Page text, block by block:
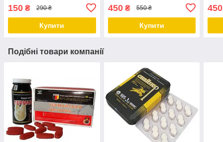
150 ₴ 290 ₴
Купити
450₴ 550 ₴
Купити
450
Подібні товари компанії